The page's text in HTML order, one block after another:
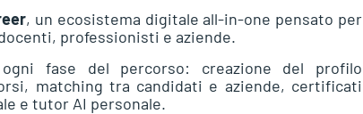
, un ecosistema digitale all-in-one pensato per
professionisti e aziende.
fase del percorso: creazione del profilo
matching tra candidati e aziende, certificati
e tutor AI personale.